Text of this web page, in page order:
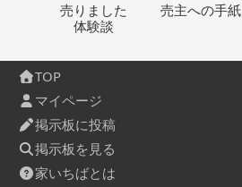
売りました
体験談
売主への手紙
TOP
マイページ
掲示板に投稿
掲示板を見る
家いちばとは